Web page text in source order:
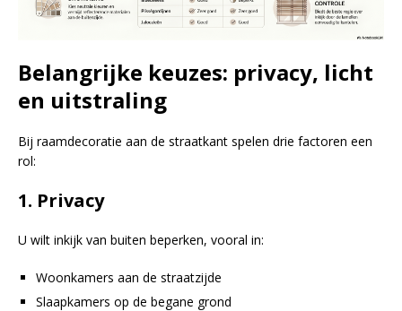
Belangrijke keuzes: privacy, licht
en uitstraling
Bij raamdecoratie aan de straatkant spelen drie factoren een
rol:
1. Privacy
U wilt inkijk van buiten beperken, vooral in:
Woonkamers aan de straatzijde
Slaapkamers op de begane grond